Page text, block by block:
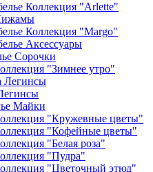
Коллекция "Arlette"
Коллекция "Margo"
Аксессуары
Сорочки
"Зимнее утро"
Легинсы
Майки
"Кружевные цветы"
"Кофейные цветы"
"Белая роза"
"Пудра"
"Цветочный этюд"